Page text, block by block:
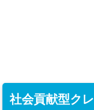
社会貢献型ク